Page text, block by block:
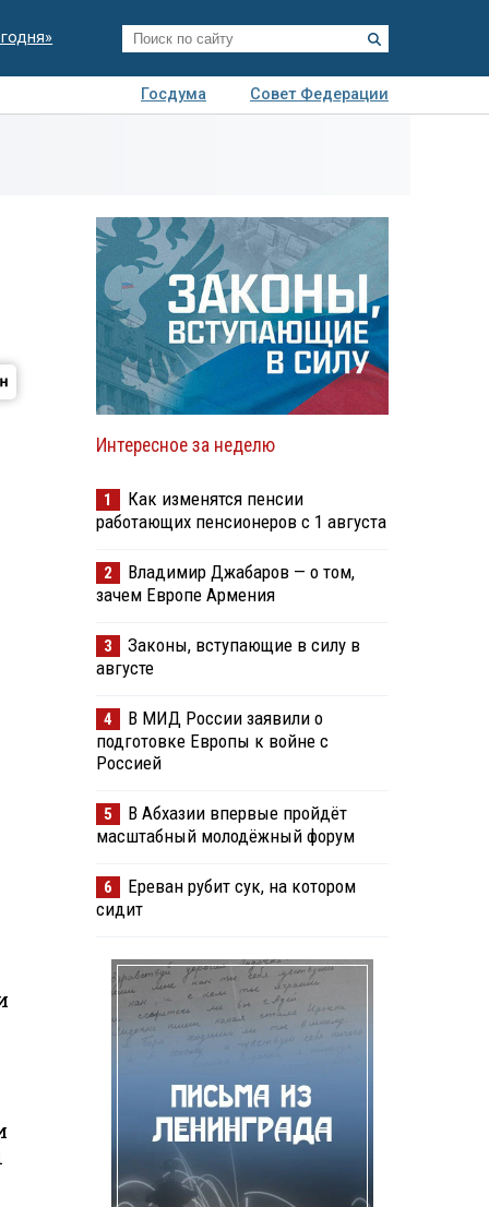
Госдума
Совет Федерации
Интересное за неделю
1
Как изменятся пенсии
работающих пенсионеров с 1 августа
2
Владимир Джабаров — о том,
зачем Европе Армения
3
Законы, вступающие в силу в
августе
4
В МИД России заявили о
подготовке Европы к войне с
Россией
5
В Абхазии впервые пройдёт
масштабный молодёжный форум
6
Ереван рубит сук, на котором
сидит